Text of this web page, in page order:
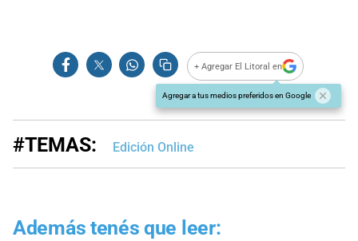
+ Agregar El Litoral en
Agregar a tus medios preferidos en Google
#TEMAS: Edición Online
Además tenés que leer: